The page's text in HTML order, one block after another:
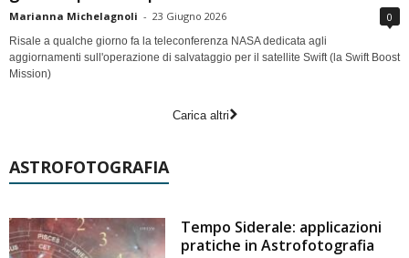
Marianna Michelagnoli - 23 Giugno 2026 0
Risale a qualche giorno fa la teleconferenza NASA dedicata agli
aggiornamenti sull'operazione di salvataggio per il satellite Swift (la Swift Boost
Mission)
Carica altri
ASTROFOTOGRAFIA
Tempo Siderale: applicazioni
pratiche in Astrofotografia